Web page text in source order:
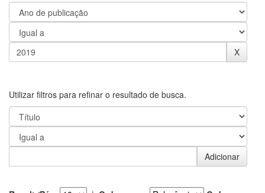
Utilizar filtros para refinar o resultado de busca.